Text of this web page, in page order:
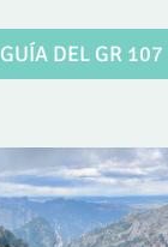
GUÍA DEL GR 107